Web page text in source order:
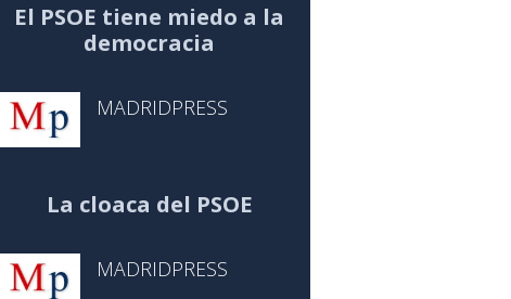
El PSOE tiene miedo a la
democracia
MADRIDPRESS
La cloaca del PSOE
MADRIDPRESS